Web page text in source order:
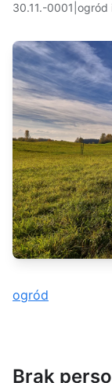
30.11.-0001 ogród
ogród
Brak